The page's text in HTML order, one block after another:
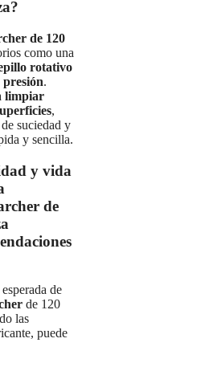
de 120
como una
rotativo
.
limpiar
,
suciedad y
y sencilla.
y vida
de
de
de 120
las
puede